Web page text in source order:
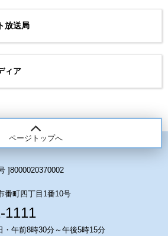
放送局
ィア
ページトップへ
]8000020370002
町四丁目1番10号
1111
午前8時30分～午後5時15分